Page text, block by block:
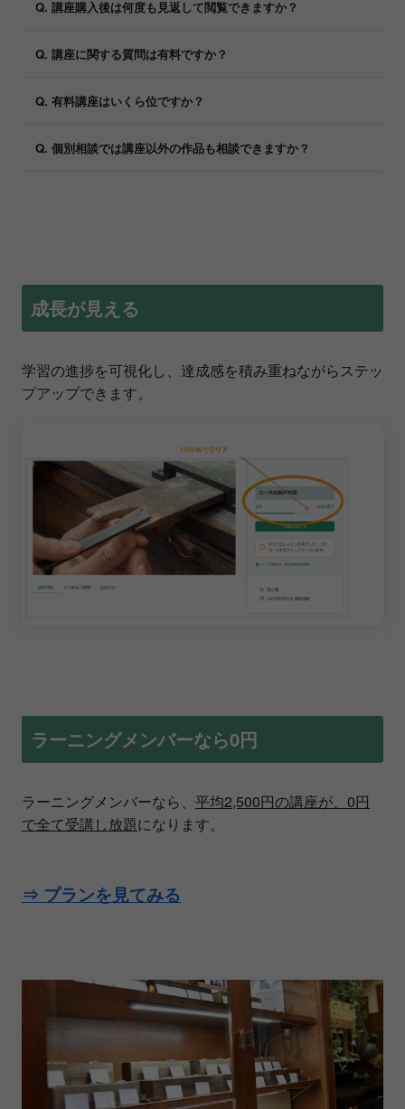
Q. 講座購入後は何度も見返して閲覧できますか？
Q. 講座に関する質問は有料ですか？
Q. 有料講座はいくら位ですか？
Q. 個別相談では講座以外の作品も相談できますか？
成長が見える
学習の進捗を可視化し、達成感を積み重ねながらステッ
プアップできます。
ラーニングメンバーなら0円
ラーニングメンバーなら、 平均2,500円の講座が、0円
で全て受講し放題になります。
⇒ プランを見てみる